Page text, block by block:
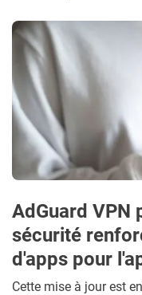
AdGuard VPN
sécurité
d'apps pour
Cette mise à jour est